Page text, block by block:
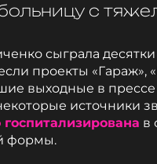
с
сыграла
проекты «Гараж»,
выходные в
источники
госпитализирована в
формы.